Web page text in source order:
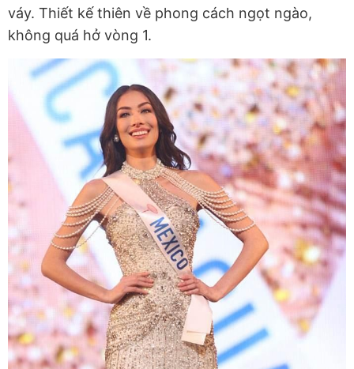
váy. Thiết kế thiên về phong cách ngọt ngào,
không quá hở vòng 1.